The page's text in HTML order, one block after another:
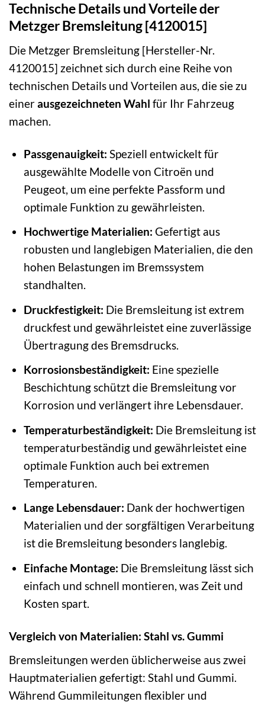
Technische Details und Vorteile der
Metzger Bremsleitung [4120015]
Die Metzger Bremsleitung [Hersteller-Nr.
4120015] zeichnet sich durch eine Reihe von
technischen Details und Vorteilen aus, die sie zu
einerausgezeichneten Wahl für Ihr Fahrzeug
machen.
Passgenauigkeit: Speziell entwickelt für
ausgewählte Modelle von Citroën und
Peugeot, um eine perfekte Passform und
optimale Funktion zu gewährleisten.
Hochwertige Materialien: Gefertigt aus
robusten und langlebigen Materialien, die den
hohen Belastungen im Bremssystem
standhalten.
Druckfestigkeit: Die Bremsleitung ist extrem
druckfest und gewährleistet eine zuverlässige
Übertragung des Bremsdrucks.
Korrosionsbeständigkeit: Eine spezielle
Beschichtung schützt die Bremsleitung vor
Korrosion und verlängert ihre Lebensdauer.
Temperaturbeständigkeit: Die Bremsleitung ist
temperaturbeständig und gewährleistet eine
optimale Funktion auch bei extremen
Temperaturen.
Lange Lebensdauer: Dank der hochwertigen
Materialien und der sorgfältigen Verarbeitung
ist die Bremsleitung besonders langlebig.
Einfache Montage: Die Bremsleitung lässt sich
einfach und schnell montieren, was Zeit und
Kosten spart.
Vergleich von Materialien: Stahl vs. Gummi
Bremsleitungen werden üblicherweise aus zwei
Hauptmaterialien gefertigt: Stahl und Gummi.
Während Gummileitungen flexibler und